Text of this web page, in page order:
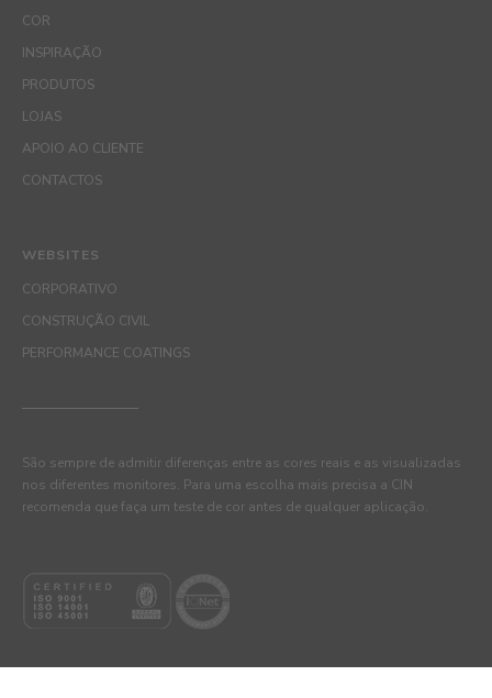
COR
INSPIRAÇÃO
PRODUTOS
LOJAS
APOIO AO CLIENTE
CONTACTOS
WEBSITES
CORPORATIVO
CONSTRUÇÃO CIVIL
PERFORMANCE COATINGS
São sempre de admitir diferenças entre as cores reais e as visualizadas
nos diferentes monitores. Para uma escolha mais precisa a CIN
recomenda que faça um teste de cor antes de qualquer aplicação.